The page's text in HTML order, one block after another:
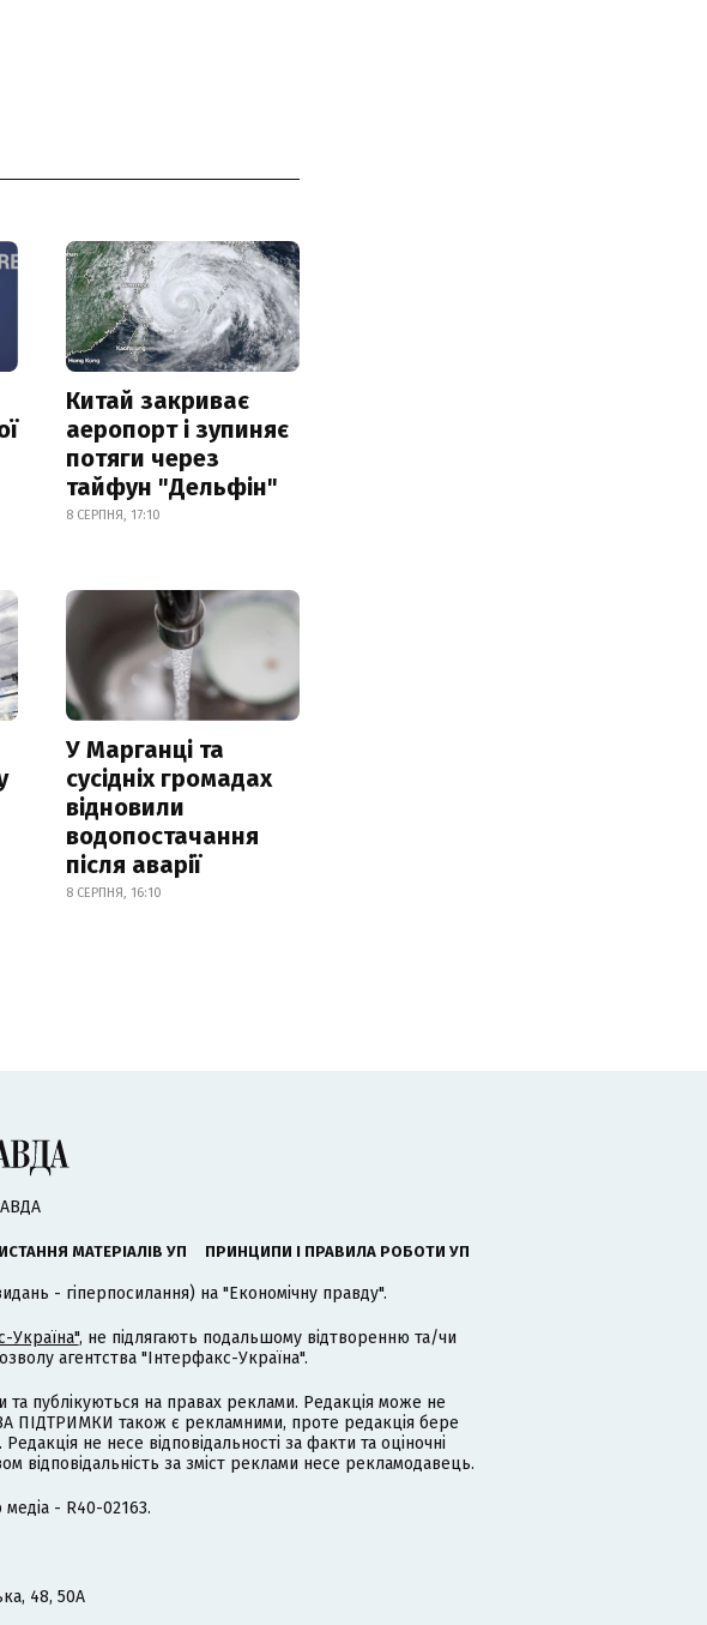
Китай закриває
аеропорт і зупиняє
потяги через
тайфун "Дельфін"
8 СЕРПНЯ, 17:10
У Марганці та
сусідніх громадах
відновили
водопостачання
після аварії
8 СЕРПНЯ, 16:10
МАТЕРІАЛІВ УП ПРИНЦИПИ І ПРАВИЛА РОБОТИ УП
- гіперпосилання) на "Економічну правду".
Україна", не підлягають подальшому відтворенню та/чи
агентства "Інтерфакс-Україна".
публікуються на правах реклами. Редакція може не
ПІДТРИМКИ також є рекламними, проте редакція бере
не несе відповідальності за факти та оціночні
відповідальність за зміст реклами несе рекламодавець.
медіа - R40-02163.
48, 50А